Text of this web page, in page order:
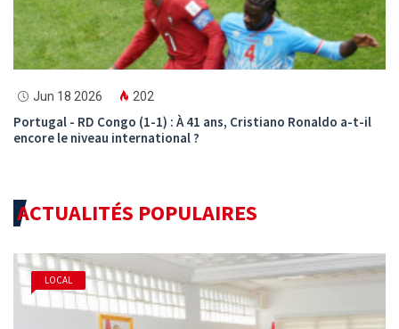
Jun 18 2026 202
Portugal - RD Congo (1-1) : À 41 ans, Cristiano Ronaldo a-t-il
encore le niveau international ?
ACTUALITÉS POPULAIRES
LOCAL